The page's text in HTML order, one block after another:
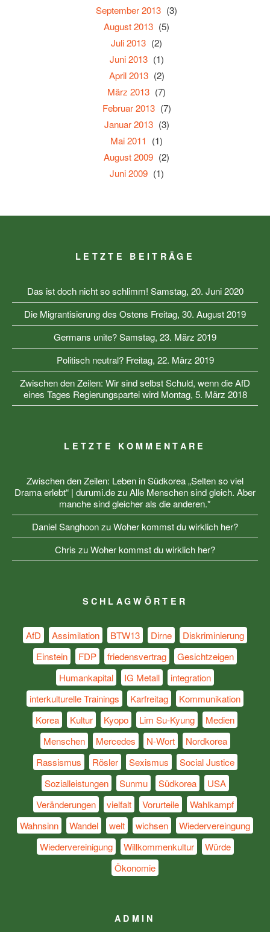
September 2013 (3)
August 2013 (5)
Juli 2013 (2)
Juni 2013 (1)
April 2013 (2)
März 2013 (7)
Februar 2013 (7)
Januar 2013 (3)
Mai 2011 (1)
August 2009 (2)
Juni 2009 (1)
LETZTE BEITRÄGE
Das ist doch nicht so schlimm! Samstag, 20. Juni 2020
Die Migrantisierung des Ostens Freitag, 30. August 2019
Germans unite?Samstag, 23. März 2019
Politisch neutral? Freitag, 22. März 2019
Zwischen den Zeilen: Wir sind selbst Schuld, wenn die AfD
eines Tages Regierungspartei wird Montag, 5. März 2018
LETZTE KOMMENTARE
Zwischen den Zeilen: Leben in Südkorea „Selten so viel
Drama erlebt“ | durumi.dezuAlle Menschen sind gleich. Aber
manche sind gleicher als die anderen.*
Daniel SanghoonzuWoher kommst du wirklich her?
Chris zuWoher kommst du wirklich her?
SCHLAGWÖRTER
AfD Assimilation BTW13 Dirne
Diskriminierung
Einstein
FDP friedensvertrag
Gesichtzeigen
Humankapital
IG Metall
integration
interkulturelle Trainings
Karfreitag
Kommunikation
Korea
Kultur Kyopo Lim Su-Kyung
Medien
Menschen
Mercedes N-Wort
Nordkorea
Rassismus
Rösler Sexismus
Social Justice
Sozialleistungen
Sunmu Südkorea
USA
Veränderungen
vielfalt Vorurteile
Wahlkampf
Wahnsinn
Wandel welt wichsen
Wiedervereingung
Wiedervereinigung
Willkommenkultur
Würde
Ökonomie
ADMIN